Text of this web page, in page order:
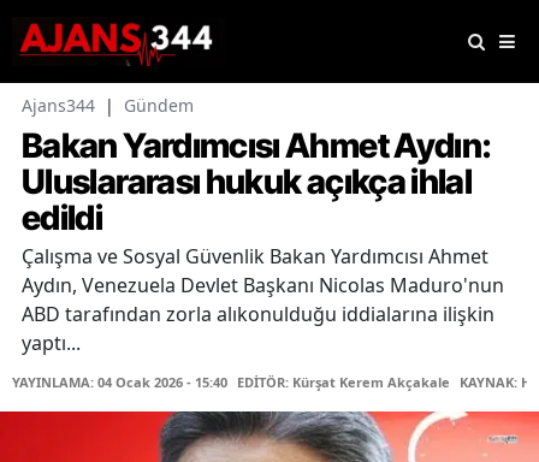
Ajans344 | Gündem
Bakan Yardımcısı Ahmet Aydın:
Uluslararası hukuk açıkça ihlal
edildi
Çalışma ve Sosyal Güvenlik Bakan Yardımcısı Ahmet
Aydın, Venezuela Devlet Başkanı Nicolas Maduro'nun
ABD tarafından zorla alıkonulduğu iddialarına ilişkin
yaptı...
YAYINLAMA: 04 Ocak 2026 - 15:40 EDİTÖR: Kürşat Kerem Akçakale KAYNAK: